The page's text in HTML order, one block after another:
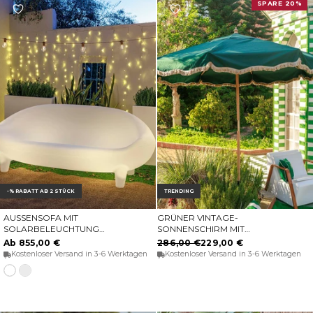
-% RABATT AB 2 STÜCK
OPTIONEN WÄHLEN
AUSSENSOFA MIT S
OLARBELEUCHTUNG J
AMAICA
Ab 855,00 €
Kostenloser Versand in 3-6 Werktagen
Transluzentes
weiß
Weiss
TRENDING
SPARE 20%
IN DEN WARENKORB
GRÜNER VINTAGE-
SONNENSCHIRM MIT
FRANSEN TULUM, Ø 230
CM
286,00 €229,00 €
Kostenloser Versand in 3-6 Werktagen